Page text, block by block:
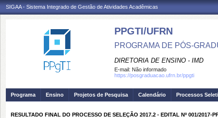
SIGAA - Sistema Integrado de Gestão de Atividades Acadêmicas
PPGTI/UFRN
PROGRAMA DE PÓS-
DIRETORIA DE ENSINO - IMD
E-mail: Não informado
https://posgraduacao.ufrn.br/ppgti
Programa Ensino Projetos de Pesquisa Calendário Processos
RESULTADO FINAL DO PROCESSO DE SELEÇÃO 2017.2 - EDITAL Nº 001/2017-